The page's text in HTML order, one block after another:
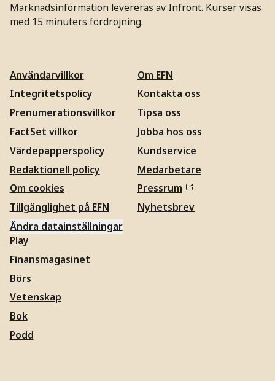
Marknadsinformation levereras av Infront. Kurser visas
med 15 minuters fördröjning.
Användarvillkor
Integritetspolicy
Prenumerationsvillkor
FactSet villkor
Värdepapperspolicy
Redaktionell policy
Om cookies
Tillgänglighet på EFN
Ändra datainställningar
Om EFN
Kontakta oss
Tipsa oss
Jobba hos oss
Kundservice
Medarbetare
Pressrum
Nyhetsbrev
Play
Finansmagasinet
Börs
Vetenskap
Bok
Podd